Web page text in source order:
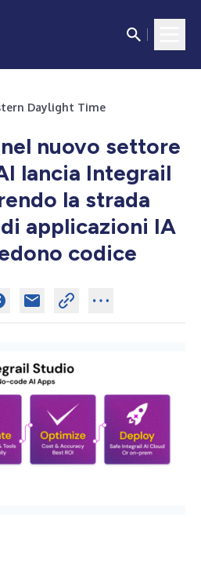
Daylight Time
nuovo settore
lancia Integrail
la strada
applicazioni IA
codice